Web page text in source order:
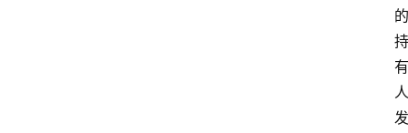
的
持
有
人
发